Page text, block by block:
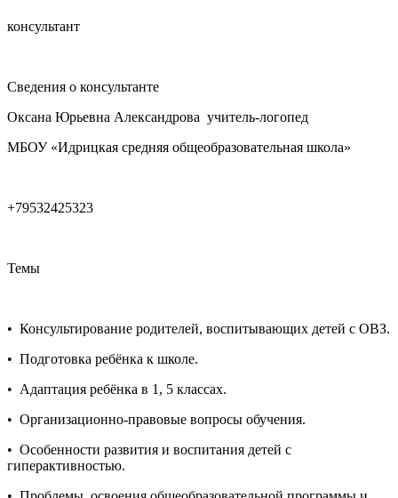
консультант
Сведения о консультанте
Оксана Юрьевна Александрова учитель-логопед
МБОУ «Идрицкая средняя общеобразовательная школа»
+79532425323
Темы
• Консультирование родителей, воспитывающих детей с ОВЗ.
• Подготовка ребёнка к школе.
• Адаптация ребёнка в 1, 5 классах.
• Организационно-правовые вопросы обучения.
• Особенности развития и воспитания детей с
гиперактивностью.